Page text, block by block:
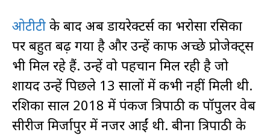
ओटीटी के बाद अब डायरेक्टर्स का भरोसा रसिका
पर बहुत बढ़ गया है और उन्हें काफी अच्छे प्रोजेक्ट्स
भी मिल रहे हैं. उन्हें वो पहचान मिल रही है जो
शायद उन्हें पिछले 13 सालों में कभी नहीं मिली थी.
रशिका साल 2018 में पंकज त्रिपाठी की पॉपुलर वेब
सीरीज मिर्जापुर में नजर आईं थी. बीना त्रिपाठी के